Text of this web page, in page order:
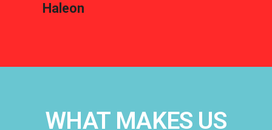
Haleon
WHAT MAKES US